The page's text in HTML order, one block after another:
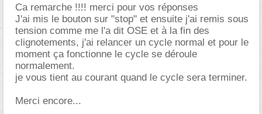
Ca remarche !!!! merci pour vos réponses
J'ai mis le bouton sur "stop" et ensuite j'ai remis sous
tension comme me l'a dit OSE et à la fin des
clignotements, j'ai relancer un cycle normal et pour le
moment ça fonctionne le cycle se déroule
normalement.
je vous tient au courant quand le cycle sera terminer.
Merci encore...